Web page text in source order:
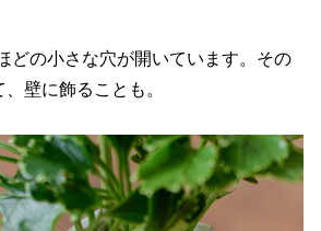
どの小さな穴が開いています。その
壁に飾ることも。